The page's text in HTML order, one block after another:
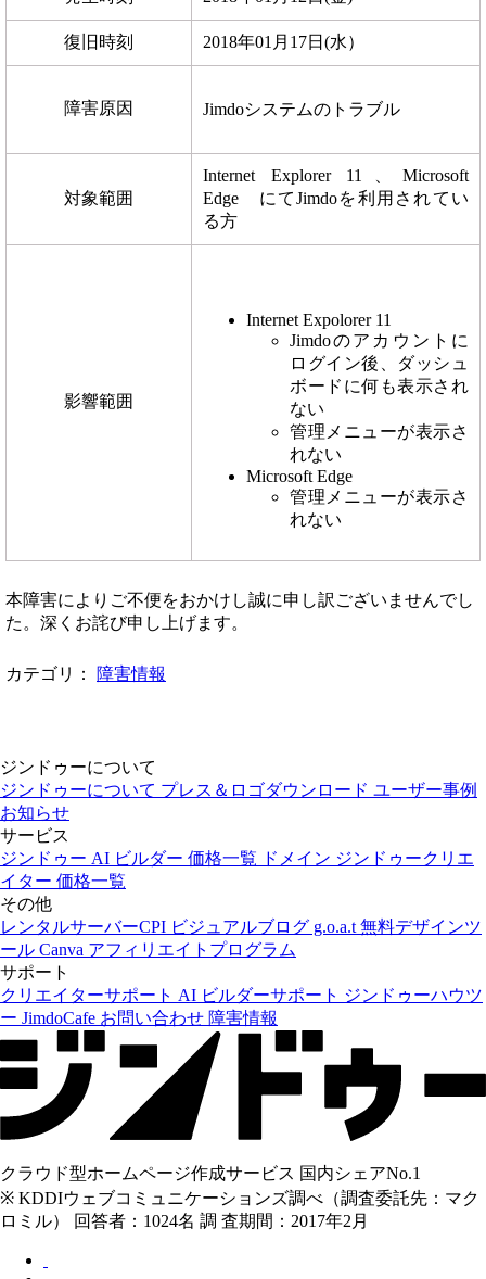
復旧時刻 2018年01月17日(水）
障害原因 Jimdoシステムのトラブル
対象範囲
Internet Explorer 11
、Microsoft
Edge にてJimdoを利用されてい
る方
影響範囲
Internet Expolorer 11
Jimdoのアカウントに
ログイン後、ダッシュ
ボードに何も表示され
ない
管理メニューが表示さ
れない
Microsoft Edge
管理メニューが表示さ
れない
本障害によりご不便をおかけし誠に申し訳ございませんでし
た。深くお詫び申し上げます。
カテゴリ： 障害情報
ジンドゥーについて
ジンドゥーについて プレス＆ロゴダウンロード ユーザー事例
お知らせ
サービス
ジンドゥー AI ビルダー 価格一覧 ドメイン ジンドゥークリエ
イター 価格一覧
その他
レンタルサーバーCPI ビジュアルブログ g.o.a.t 無料デザインツ
ール Canva アフィリエイトプログラム
サポート
クリエイターサポート AI ビルダーサポート ジンドゥーハウツ
ー JimdoCafe お問い合わせ 障害情報
クラウド型ホームページ作成サービス 国内シェアNo.1
※ KDDIウェブコミュニケーションズ調べ（調査委託先：マク
ロミル） 回答者：1024名 調 査期間：2017年2月